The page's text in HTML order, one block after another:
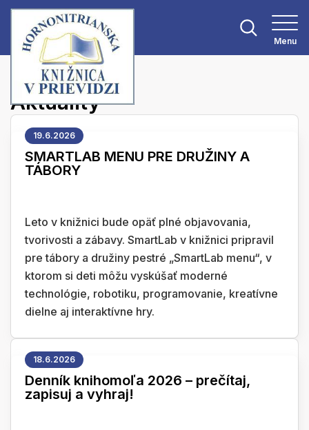
Menu
Hlavná stránka Aktuality
Aktuality
19.6.2026
SMARTLAB MENU PRE DRUŽINY A
TÁBORY
Leto v knižnici bude opäť plné objavovania,
tvorivosti a zábavy. SmartLab v knižnici pripravil
pre tábory a družiny pestré „SmartLab menu“, v
ktorom si deti môžu vyskúšať moderné
technológie, robotiku, programovanie, kreatívne
dielne aj interaktívne hry.
18.6.2026
Denník knihomoľa 2026 – prečítaj,
zapisuj a vyhraj!